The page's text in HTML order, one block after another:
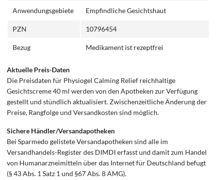
Anwendungsgebiete Empfindliche Gesichtshaut
PZN 10796454
Bezug Medikament ist rezeptfrei
Aktuelle Preis-Daten
Die Preisdaten für Physiogel Calming Relief reichhaltige
Gesichtscreme 40 ml werden von den Apotheken zur Verfügung
gestellt und stündlich aktualisiert. Zwischenzeitliche Änderung der
Preise, Rangfolge und Versandkosten sind möglich.
Sichere Händler/Versandapotheken
Bei Sparmedo gelistete Versandapotheken sind alle im
Versandhandels-Register des DIMDI erfasst und damit zum Handel
von Humanarzneimitteln über das Internet für Deutschland befugt
(§ 43 Abs. 1 Satz 1 und §67 Abs. 8 AMG).